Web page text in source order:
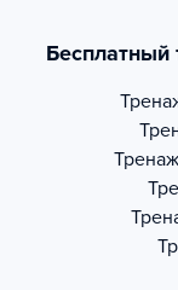
Бесплатный